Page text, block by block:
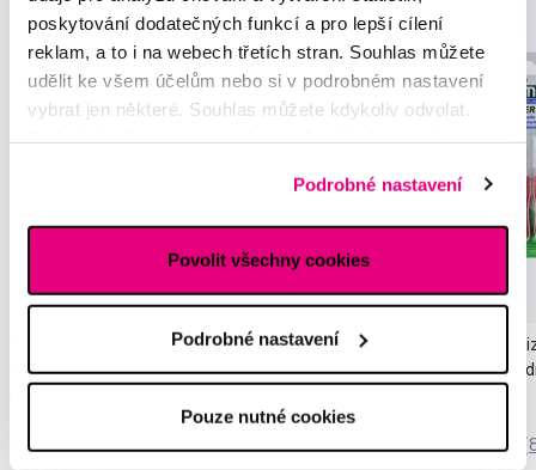
poskytování dodatečných funkcí a pro lepší cílení
reklam, a to i na webech třetích stran. Souhlas můžete
udělit ke všem účelům nebo si v podrobném nastavení
vybrat jen některé. Souhlas můžete kdykoliv odvolat.
Podrobné nastavení
Povolit všechny cookies
Podrobné nastavení
Pouze nutné cookies
GUM PAROEX gelová zubní pasta (CHX
0,12 % + CPC 0,05 %), 75 ml
5,0/5 (249x)
GUM TRAV-LER
chlorhexidinem,
5,0/5